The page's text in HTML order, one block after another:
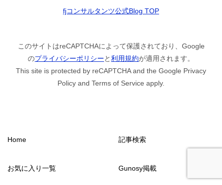
fjコンサルタンツ公式Blog TOP
このサイトはreCAPTCHAによって保護されており、Google
のプライバシーポリシーと利用規約が適用されます。
This site is protected by reCAPTCHA and the Google Privacy
Policy and Terms of Service apply.
Home 記事検索
お気に入り一覧 Gunosy掲載